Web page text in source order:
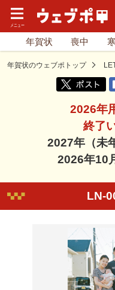
年賀状 喪中
年賀状のウェブポトップ
2026年
終了
2027年（未
2026年10
LN-